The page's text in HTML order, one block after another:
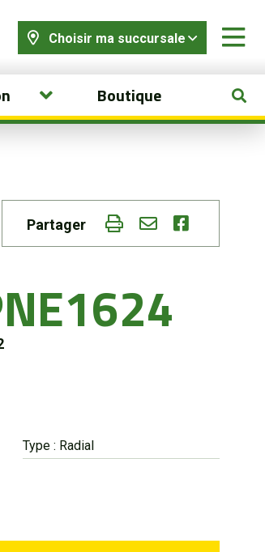
Choisir ma succursale
Boutique
Partager
Type : Radial